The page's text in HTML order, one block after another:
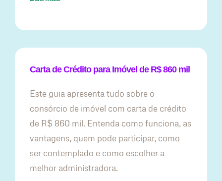
Carta de Crédito para Imóvel de R$ 860 mil
Este guia apresenta tudo sobre o
consórcio de imóvel com carta de crédito
de R$ 860 mil. Entenda como funciona, as
vantagens, quem pode participar, como
ser contemplado e como escolher a
melhor administradora.